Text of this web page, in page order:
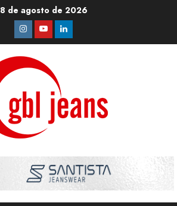
8 de agosto de 2026
Instagram
YoutubeLinkedin